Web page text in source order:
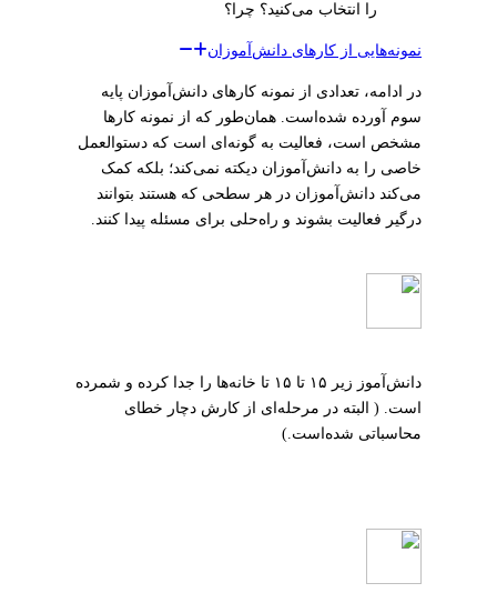
را انتخاب می‌کنید؟ چرا؟
نمونه‌هایی از کارهای دانش‌آموزان
در ادامه، تعدادی از نمونه کارهای دانش‌آموزان پایه
سوم آورده شده‌است. همان‌طور که از نمونه کارها
مشخص است، فعالیت به گونه‌ای است که دستوالعمل
خاصی را به دانش‌آموزان دیکته نمی‌کند؛ بلکه کمک
می‌کند دانش‌آموزان در هر سطحی که هستند بتوانند
درگیر فعالیت بشوند و راه‌حلی برای مسئله پیدا کنند.
دانش‌آموز زیر ۱۵ تا ۱۵ تا خانه‌ها را جدا کرده و شمرده
است. ( البته در مرحله‌ای از کارش دچار خطای
محاسباتی شده‌است.)